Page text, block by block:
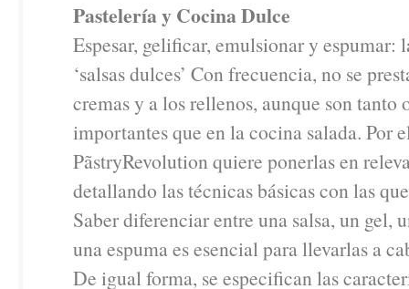
Pastelería y Cocina Dulce
Espesar, gelificar, emulsionar y espumar:
‘salsas dulces’ Con frecuencia, no se
cremas y a los rellenos, aunque son tanto
importantes que en la cocina salada. Por
PãstryRevolution quiere ponerlas en
detallando las técnicas básicas con las
Saber diferenciar entre una salsa, un gel,
una espuma es esencial para llevarlas a
De igual forma, se especifican las